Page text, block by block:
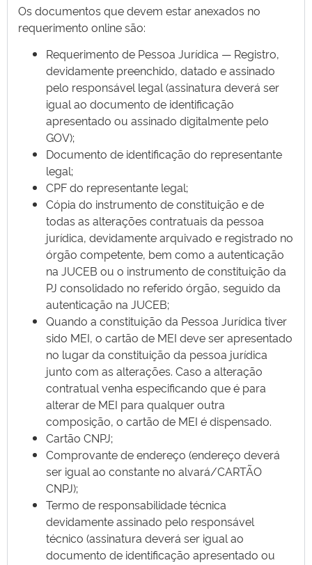
Os documentos que devem estar anexados no
requerimento online são:
Requerimento de Pessoa Jurídica — Registro,
devidamente preenchido, datado e assinado
pelo responsável legal (assinatura deverá ser
igual ao documento de identificação
apresentado ou assinado digitalmente pelo
GOV);
Documento de identificação do representante
legal;
CPF do representante legal;
Cópia do instrumento de constituição e de
todas as alterações contratuais da pessoa
jurídica, devidamente arquivado e registrado no
órgão competente, bem como a autenticação
na JUCEB ou o instrumento de constituição da
PJ consolidado no referido órgão, seguido da
autenticação na JUCEB;
Quando a constituição da Pessoa Jurídica tiver
sido MEI, o cartão de MEI deve ser apresentado
no lugar da constituição da pessoa jurídica
junto com as alterações. Caso a alteração
contratual venha especificando que é para
alterar de MEI para qualquer outra
composição, o cartão de MEI é dispensado.
Cartão CNPJ;
Comprovante de endereço (endereço deverá
ser igual ao constante no alvará/CARTÃO
CNPJ);
Termo de responsabilidade técnica
devidamente assinado pelo responsável
técnico (assinatura deverá ser igual ao
documento de identificação apresentado ou